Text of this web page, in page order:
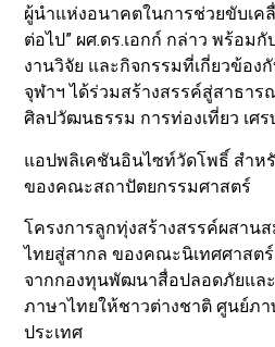
ผู้นำแห่งอนาคตในการช่วยขับเค
ต่อไป” ผศ.ดร.เอกก์ กล่าว พร้อม
งานวิจัย และกิจกรรมที่เกี่ยวข้อง
จุฬาฯ ได้ร่วมสร้างสรรค์สู่สาธาร
ศิลปวัฒนธรรม การท่องเที่ยว เศ
แอปพลิเคชันอินไซท์วัดโพธิ์ สำห
ของคณะสถาปัตยกรรมศาสตร์
โครงการลูกทุ่งสร้างสรรค์ผสาน
ไทยสู่สากล ของคณะนิเทศศาสต
จากกองทุนพัฒนาสื่อปลอดภัยแล
ภาษาไทยให้ชาวต่างชาติ ศูนย์ภ
ประเทศ